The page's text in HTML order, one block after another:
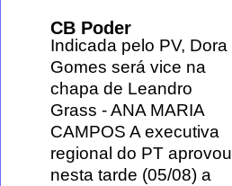
CB Poder
Indicada pelo PV, Dora
Gomes será vice na
chapa de Leandro
Grass -ANA MARIA
CAMPOS A executiva
regional do PT aprovou
nesta tarde (05/08) a